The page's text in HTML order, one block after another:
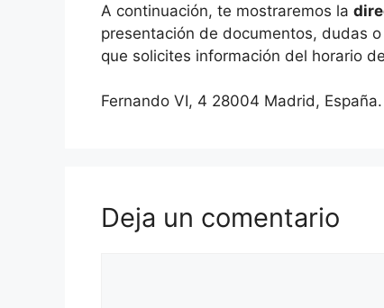
A continuación, te mostraremos la
presentación de documentos, dudas
que solicites información del horario
Fernando VI, 4 28004 Madrid, España.
Deja un comentario